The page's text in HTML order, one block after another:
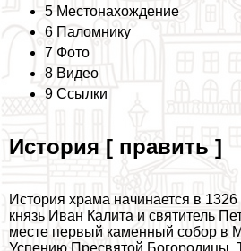
5 Местонахождение
6 Паломнику
7 Фото
8 Видео
9 Ссылки
История [ править ]
История храма начинается в 1326
князь Иван Калита и святитель
месте первый каменный собор в